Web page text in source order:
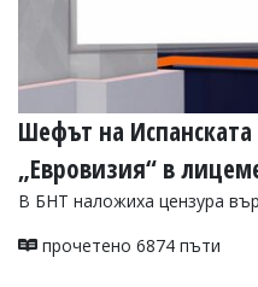
Шефът на
„Евровизия“ в
В БНТ наложиха цензура
прочетено 6874 пъти